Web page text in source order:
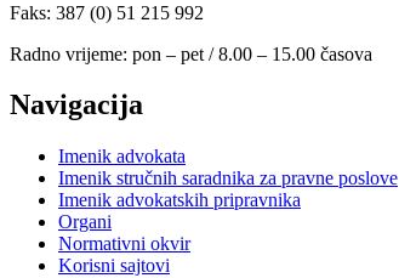
Faks: 387 (0) 51 215 992
Radno vrijeme: pon – pet / 8.00 – 15.00 časova
Navigacija
Imenik advokata
Imenik stručnih saradnika za pravne poslove
Imenik advokatskih pripravnika
Organi
Normativni okvir
Korisni sajtovi